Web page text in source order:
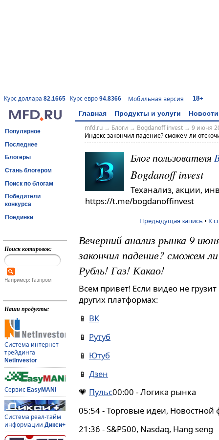
Курс доллара 82.1665 Курс евро 94.8366 Мобильная версия 18+
Главная Продукты и услуги Новости
Популярное
Последнее
Блогеры
Стань блогером
Поиск по блогам
Победители
конкурса
Поединки
Поиск котировок:
Например: Газпром
Наши продукты:
Система интернет-
трейдинга
NetInvestor
Сервис EasyMANi
Система реал-тайм
информации Дикси+
mfd.ru→ Блоги → Bogdanoff invest→ 9 июня
Индекс закончил падение? сможем ли
Блог пользователя
Bogdanoff invest
Теханализ, акции,
https://t.me/bogdanoffinvest
Предыдущая запись • К
Вечерний анализ рынка 9
закончил падение? сможем
Рубль! Газ! Какао!
Всем привет! Если видео не
других платформах:
📱 ВК
📱 Рутуб
📱 Ютуб
📱 Дзен
💗 Пульс00:00 - Логика рынка
05:54 - Торговые идеи, Новостной
21:36 - S&P500, Nasdaq, Hang seng